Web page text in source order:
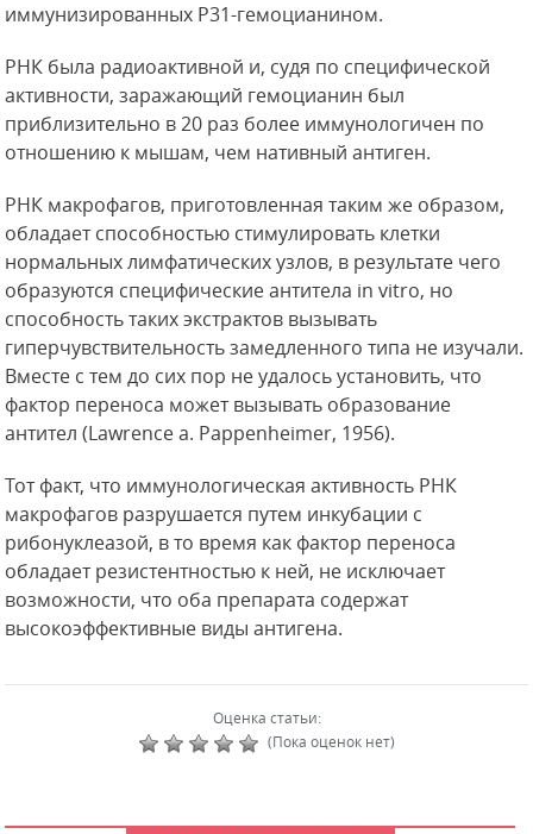
иммунизированных Р31-гемоцианином.
РНК была радиоактивной и, судя по специфической
активности, заражающий гемоцианин был
приблизительно в 20 раз более иммунологичен по
отношению к мышам, чем нативный антиген.
РНК макрофагов, приготовленная таким же образом,
обладает способностью стимулировать клетки
нормальных лимфатических узлов, в результате чего
образуются специфические антитела in vitro, но
способность таких экстрактов вызывать
гиперчувствительность замедленного типа не изучали.
Вместе с тем до сих пор не удалось установить, что
фактор переноса может вызывать образование
антител (Lawrence a. Pappenheimer, 1956).
Тот факт, что иммунологическая активность РНК
макрофагов разрушается путем инкубации с
рибонуклеазой, в то время как фактор переноса
обладает резистентностью к ней, не исключает
возможности, что оба препарата содержат
высокоэффективные виды антигена.
Оценка статьи:
(Пока оценок нет)